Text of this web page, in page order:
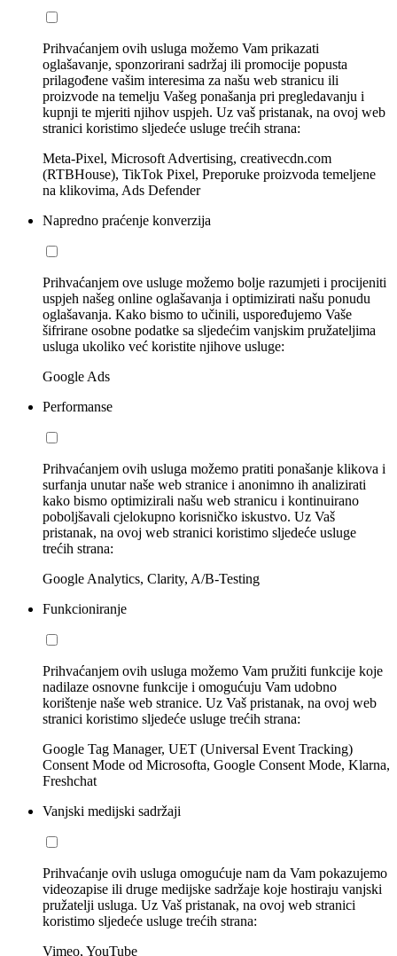
Prihvaćanjem ovih usluga možemo Vam prikazati
oglašavanje, sponzorirani sadržaj ili promocije popusta
prilagođene vašim interesima za našu web stranicu ili
proizvode na temelju Vašeg ponašanja pri pregledavanju i
kupnji te mjeriti njihov uspjeh. Uz vaš pristanak, na ovoj web
stranici koristimo sljedeće usluge trećih strana:
Meta-Pixel, Microsoft Advertising, creativecdn.com
(RTBHouse), TikTok Pixel, Preporuke proizvoda temeljene
na klikovima, Ads Defender
Napredno praćenje konverzija
Prihvaćanjem ove usluge možemo bolje razumjeti i procijeniti
uspjeh našeg online oglašavanja i optimizirati našu ponudu
oglašavanja. Kako bismo to učinili, uspoređujemo Vaše
šifrirane osobne podatke sa sljedećim vanjskim pružateljima
usluga ukoliko već koristite njihove usluge:
Google Ads
Performanse
Prihvaćanjem ovih usluga možemo pratiti ponašanje klikova i
surfanja unutar naše web stranice i anonimno ih analizirati
kako bismo optimizirali našu web stranicu i kontinuirano
poboljšavali cjelokupno korisničko iskustvo. Uz Vaš
pristanak, na ovoj web stranici koristimo sljedeće usluge
trećih strana:
Google Analytics, Clarity, A/B-Testing
Funkcioniranje
Prihvaćanjem ovih usluga možemo Vam pružiti funkcije koje
nadilaze osnovne funkcije i omogućuju Vam udobno
korištenje naše web stranice. Uz Vaš pristanak, na ovoj web
stranici koristimo sljedeće usluge trećih strana:
Google Tag Manager, UET (Universal Event Tracking)
Consent Mode od Microsofta, Google Consent Mode, Klarna,
Freshchat
Vanjski medijski sadržaji
Prihvaćanje ovih usluga omogućuje nam da Vam pokazujemo
videozapise ili druge medijske sadržaje koje hostiraju vanjski
pružatelji usluga. Uz Vaš pristanak, na ovoj web stranici
koristimo sljedeće usluge trećih strana:
Vimeo, YouTube